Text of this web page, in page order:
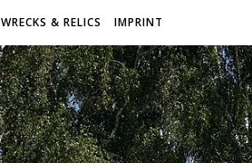
WRECKS & RELICS IMPRINT